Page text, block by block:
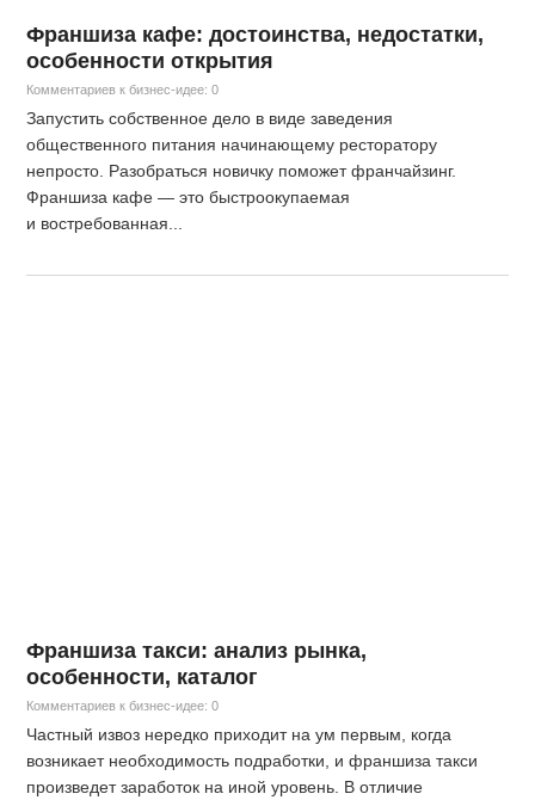
Франшиза кафе: достоинства, недостатки,
особенности открытия
Комментариев к бизнес-идее: 0
Запустить собственное дело в виде заведения
общественного питания начинающему ресторатору
непросто. Разобраться новичку поможет франчайзинг.
Франшиза кафе — это быстроокупаемая
и востребованная...
Франшиза такси: анализ рынка,
особенности, каталог
Комментариев к бизнес-идее: 0
Частный извоз нередко приходит на ум первым, когда
возникает необходимость подработки, и франшиза такси
произведет заработок на иной уровень. В отличие